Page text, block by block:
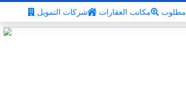
شركات التمويل مكاتب العقارات مطلوب